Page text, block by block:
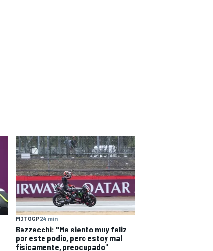
MOTOGP24 min
Bezzecchi: "Me siento muy feliz
por este podio, pero estoy mal
físicamente, preocupado"